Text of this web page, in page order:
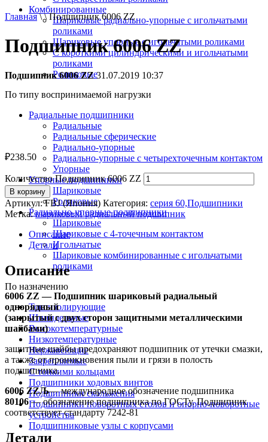
Комбинированные
Шариковые радиально-упорные с игольчатыми
роликами
Шариковые упорные с игольчатыми роликами
С короткими цилиндрическими и игольчатыми
роликами
Роликовые
По типу воспринимаемой нагрузки
Радиальные подшипники
Радиальные
Радиальные сферические
Радиально-упорные
Радиально-упорные с четырехточечным контактом
Упорные
Упорные подшипники
Шариковые
Роликовые
Радиально-упорные подшипники
Шариковые
Шариковые с 4-точечным контактом
Игольчатые
Шариковые комбинированные с игольчатыми
роликами
По назначению
Токоизолирующие
Шпиндельные
Высокотемпературные
Низкотемпературные
Нержавеющие
Закрепляемые
С тонкими кольцами
Подшипники ходовых винтов
Подшипники скольжения
Подшипники поворотных столов и опорно-поворотные
устройства
Подшипниковые узлы с корпусами
Главная\ \ Подшипник 6006 ZZ
Подшипник 6006 ZZ
Подшипник 6006 ZZ31.07.2019 10:37
₽238.50
Количество Подшипник 6006 ZZ
В корзину
Артикул:FBJ (Япония) Категория: серия 60,Подшипники
Метка:шариковый радиальный подшипник
Описание
Детали
Описание
6006 ZZ — Подшипник шариковый радиальный
однорядный
(закрытый с двух сторон защитными металлическими
шайбами)
защитные шайбы предохраняют подшипник от утечки смазки,
а также от проникновения пыли и грязи в полость
подшипника.
6006 ZZЉ— международное обозначение подшипника
80106— обозначение подшипника по ГОСТу. Подшипник
соответствует стандарту 7242-81
Детали